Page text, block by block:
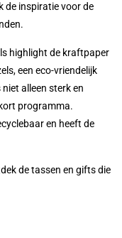
de inspiratie voor de
highlight de kraftpaper
een eco-vriendelijk
alleen sterk en
programma.
en heeft de
de tassen en gifts die